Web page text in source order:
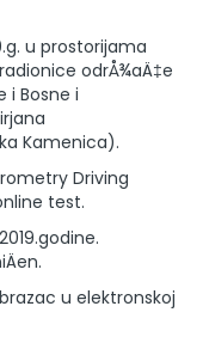
u prostorijama
odrÅ¾aÄ‡e
i Bosne i
Kamenica).
Driving
test.
u elektronskoj